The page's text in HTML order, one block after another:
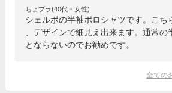
ちょプラ(40代・女性)
シェルボの半袖ポロシャツです。こち
、デザインで細見え出来ます。通常の
とならないのでお勧めです。
全ての